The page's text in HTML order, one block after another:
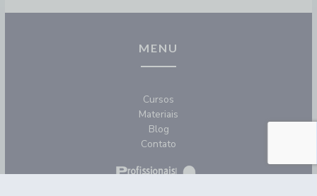
MENU
Cursos
Materiais
Blog
Contato